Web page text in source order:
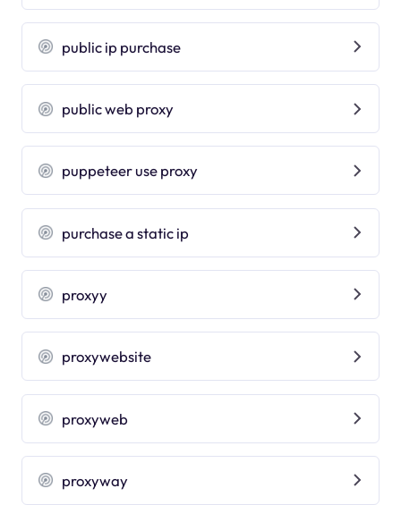
public ip purchase
public web proxy
puppeteer use proxy
purchase a static ip
proxyy
proxywebsite
proxyweb
proxyway